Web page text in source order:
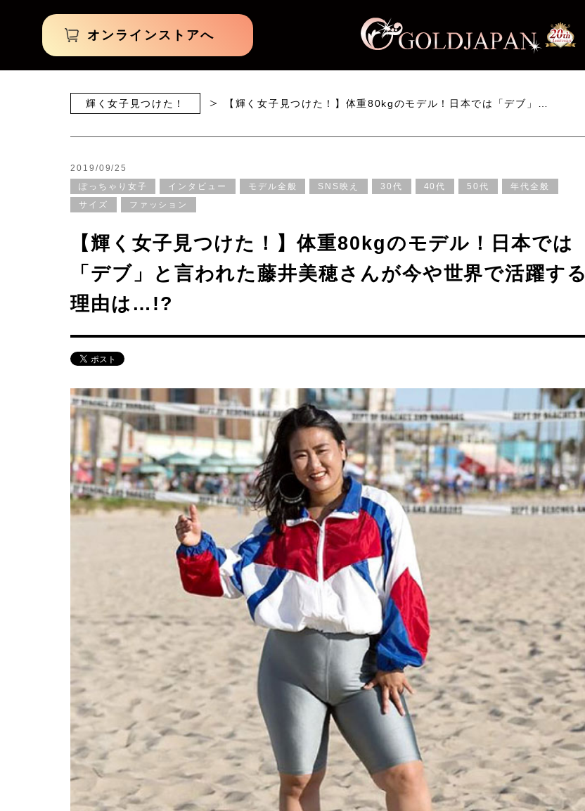
オンラインストアへ
輝く女子見つけた！ 【輝く女子見つけた！】体重80kgのモデル！日本では「デブ」…
2019/09/25
ぽっちゃり女子
インタビュー モデル全般 SNS映え 30代 40代 50代
年代全般
サイズ
ファッション
【輝く女子見つけた！】体重80kgのモデル！日本では
「デブ」と言われた藤井美穂さんが今や世界で活躍する
理由は…!?